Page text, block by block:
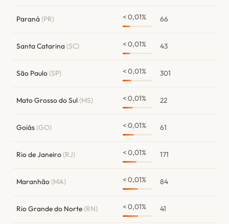
Paraná (PR) < 0,01% 66
Santa Catarina (SC) < 0,01% 43
São Paulo(SP) < 0,01% 301
Mato Grosso do Sul(MS) < 0,01% 22
Goiás(GO) < 0,01% 61
Rio de Janeiro(RJ) < 0,01% 171
Maranhão(MA) < 0,01% 84
Rio Grande do Norte(RN) < 0,01% 41